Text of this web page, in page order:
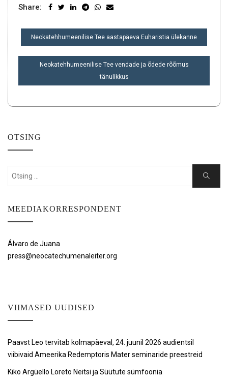
Share:
NAVIGEERIMINE
Neokatehhumeenilise Tee aastapäeva Euharistia ülekanne
Neokatehhumeenilise Tee vendade ja õdede rõõmus
tänulikkus
OTSING
Search
Search
MEEDIAKORRESPONDENT
Álvaro de Juana
press@neocatechumenaleiter.org
VIIMASED UUDISED
Paavst Leo tervitab kolmapäeval, 24. juunil 2026 audientsil
viibivaid Ameerika Redemptoris Mater seminaride preestreid
Kiko Argüello Loreto Neitsi ja Süütute sümfoonia